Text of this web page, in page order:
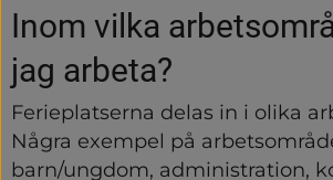
Inom vilka
jag arbeta?
Ferieplatserna delas in i olika
Några exempel på
barn/ungdom, administration,